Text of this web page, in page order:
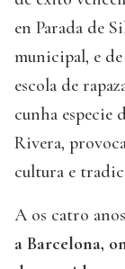
en Parada de
municipal, e de
escola de
cunha especie
Rivera,
cultura e
A os catro
a Barcelona,